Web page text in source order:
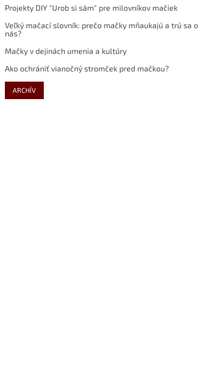
Projekty DIY "Urob si sám" pre milovníkov mačiek
Veľký mačací slovník: prečo mačky mňaukajú a trú sa o
nás?
Mačky v dejinách umenia a kultúry
Ako ochrániť vianočný stromček pred mačkou?
ARCHÍV